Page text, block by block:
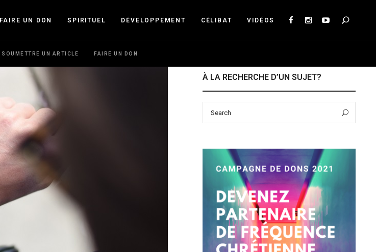
FAIRE UN DON SPIRITUEL DÉVELOPPEMENT CÉLIBAT VIDÉOS
SOUMETTRE UN ARTICLE FAIRE UN DON
À LA RECHERCHE D’UN SUJET?